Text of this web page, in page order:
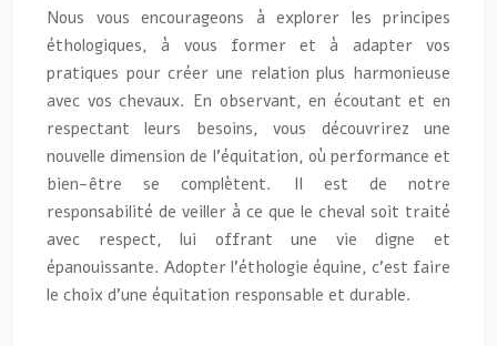
Nous vous encourageons à explorer les principes
éthologiques, à vous former et à adapter vos
pratiques pour créer une relation plus harmonieuse
avec vos chevaux. En observant, en écoutant et en
respectant leurs besoins, vous découvrirez une
nouvelle dimension de l’équitation, où performance et
bien-être se complètent. Il est de notre
responsabilité de veiller à ce que le cheval soit traité
avec respect, lui offrant une vie digne et
épanouissante. Adopter l’éthologie équine, c’est faire
le choix d’une équitation responsable et durable.